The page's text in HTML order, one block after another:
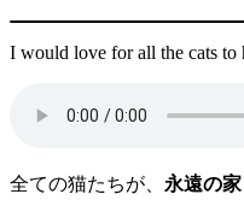
I would love for all the cats to
全ての猫たちが、 永遠の家